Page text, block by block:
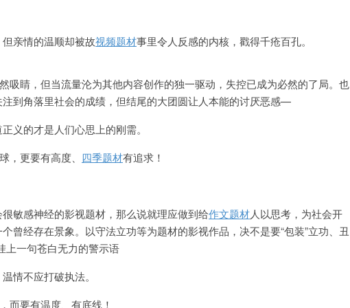
亲情的温顺却被故视频题材事里令人反感的内核，戳得千疮百孔。
吸睛，但当流量沦为其他内容创作的独一驱动，失控已成为必然的了局。也
到角落里社会的成绩，但结尾的大团圆让人本能的讨厌恶感—
义的才是人们心思上的刚需。
，更要有高度、 四季题材有追求！
敏感神经的影视题材，那么说就理应做到给作文题材人以思考，为社会开
曾经存在景象。以守法立功等为题材的影视作品，决不是要“包装”立功、丑
上一句苍白无力的警示语
情不应打破执法。
而要有温度、有底线！